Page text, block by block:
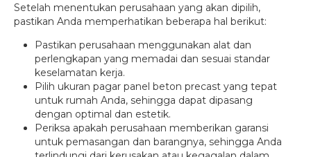
Setelah menentukan perusahaan yang akan dipilih,
pastikan Anda memperhatikan beberapa hal berikut:
Pastikan perusahaan menggunakan alat dan
perlengkapan yang memadai dan sesuai standar
keselamatan kerja.
Pilih ukuran pagar panel beton precast yang tepat
untuk rumah Anda, sehingga dapat dipasang
dengan optimal dan estetik.
Periksa apakah perusahaan memberikan garansi
untuk pemasangan dan barangnya, sehingga Anda